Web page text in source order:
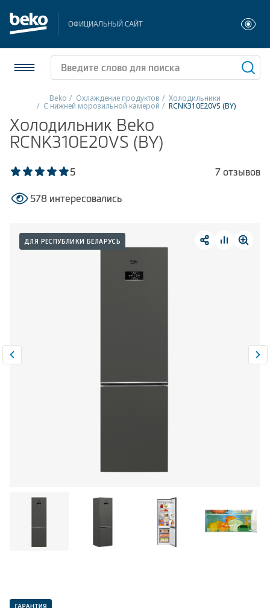
ОФИЦИАЛЬНЫЙ САЙТ
Холодильники и морозильники
Стиральные и сушильные машины
Посудомоечные машины
Плиты
Малая бытовая техника
Климатическая техника
Beko Охлаждение продуктов Холодильники
С нижней морозильной камерой RCNK310E20VS (BY)
Холодильник Beko
RCNK310E20VS (BY)
5 7 отзывов
578 интересовались
ДЛЯ РЕСПУБЛИКИ БЕЛАРУСЬ